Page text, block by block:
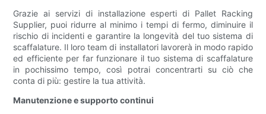
Grazie ai servizi di installazione esperti di Pallet Racking
Supplier, puoi ridurre al minimo i tempi di fermo, diminuire il
rischio di incidenti e garantire la longevità del tuo sistema di
scaffalature. Il loro team di installatori lavorerà in modo rapido
ed efficiente per far funzionare il tuo sistema di scaffalature
in pochissimo tempo, così potrai concentrarti su ciò che
conta di più: gestire la tua attività.
Manutenzione e supporto continui